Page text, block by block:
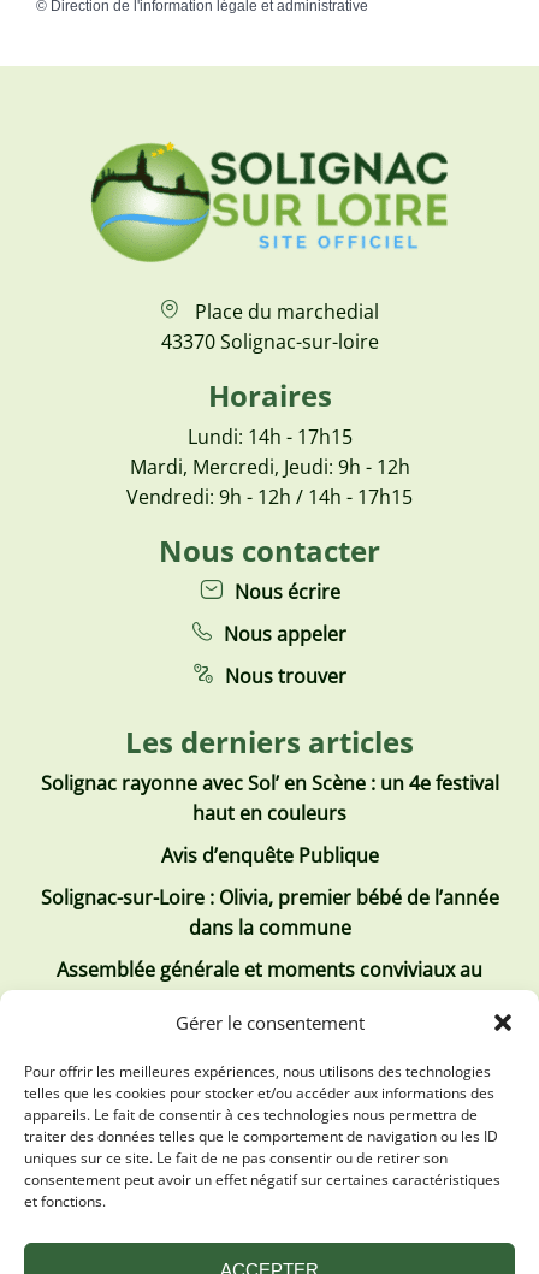
Gérer le consentement
Pour offrir les meilleures expériences, nous utilisons des technologies
telles que les cookies pour stocker et/ou accéder aux informations des
appareils. Le fait de consentir à ces technologies nous permettra de
traiter des données telles que le comportement de navigation ou les ID
uniques sur ce site. Le fait de ne pas consentir ou de retirer son
consentement peut avoir un effet négatif sur certaines caractéristiques
et fonctions.
ACCEPTER
© Direction de l'information légale et administrative
Place du marchedial
43370 Solignac-sur-loire
Horaires
Lundi: 14h - 17h15
Mardi, Mercredi, Jeudi: 9h - 12h
Vendredi: 9h - 12h / 14h - 17h15
Nous contacter
Nous écrire
Nous appeler
Nous trouver
Les derniers articles
Solignac rayonne avec Sol’ en Scène : un 4e festival
haut en couleurs
Avis d’enquête Publique
Solignac-sur-Loire : Olivia, premier bébé de l’année
dans la commune
Assemblée générale et moments conviviaux au
Les derniers comptes rendus
Conseil municipal 2 juillet 2026
Conseil Municipal du 30 avril 2026